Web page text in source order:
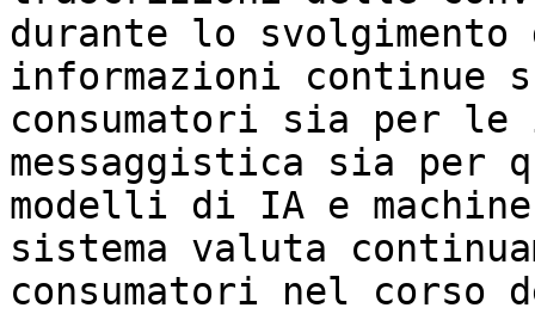
durante lo
informazioni continue
consumatori sia per
messaggistica sia
modelli di IA e
sistema valuta
consumatori nel